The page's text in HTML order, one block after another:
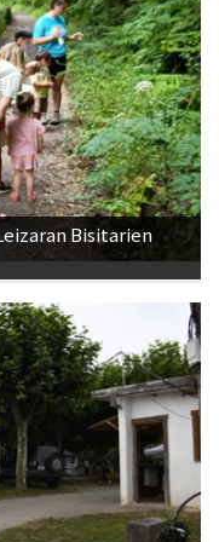
Bisitarien